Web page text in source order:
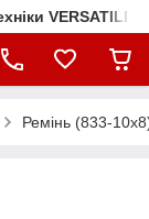
VERSATILE
Ремінь (833-